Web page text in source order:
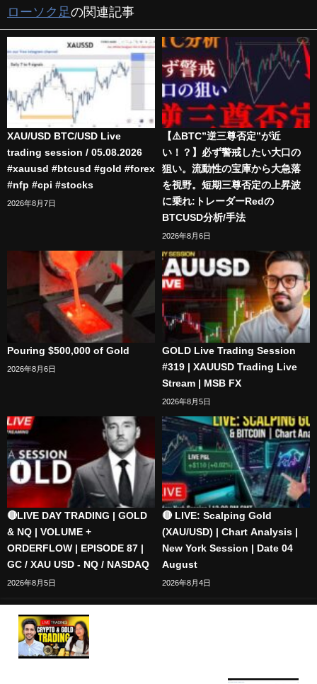
ローソク足の関連記事
XAU/USD BTC/USD Live
trading session / 05.08.2026
#xauusd #btcusd #gold #forex
#nfp #cpi #stocks
2026年8月7日
【⚠️BTC”逆三尊否定”が近
い！？】必ず警戒したい大口の
狙い。流動性の宝庫から大急落
を視野。短期三尊否定の上昇波
に乗れ:トレーダーRedの
BTCUSD分析/手法
2026年8月6日
Pouring $500,000 of Gold
2026年8月6日
GOLD Live Trading Session
#319 | XAUUSD Trading Live
Stream | MSB FX
2026年8月5日
🔴LIVE DAY TRADING | GOLD
& NQ | VOLUME +
ORDERFLOW | EPISODE 87 |
GC / XAU USD - NQ / NASDAQ
2026年8月5日
🔴 LIVE: Scalping Gold
(XAU/USD) | Chart Analysis |
New York Session | Date 04
August
2026年8月4日